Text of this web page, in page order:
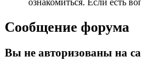
Сообщение форума
Вы не авторизованы на